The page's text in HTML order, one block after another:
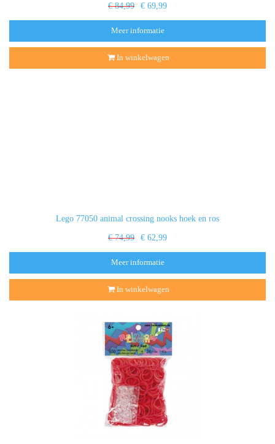
€ 84,99 € 69,99
Meer informatie
In winkelwagen
Lego 77050 animal crossing nooks hoek en ros
€ 74,99 € 62,99
Meer informatie
In winkelwagen